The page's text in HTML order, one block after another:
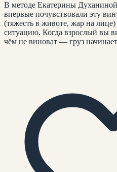
В методе Екатерины
впервые почувствовали эту
(тяжесть в животе, жар на
ситуацию. Когда взрослый вы
чём не виноват — груз